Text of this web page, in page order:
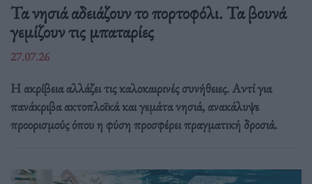
Τα νησιά αδειάζουν το πορτοφόλι. Τα βουνά
γεμίζουν τις μπαταρίες
27.07.26
Η ακρίβεια αλλάζει τις καλοκαιρινές συνήθειες. Αντί για
πανάκριβα ακτοπλοϊκά και γεμάτα νησιά, ανακάλυψε
προορισμούς όπου η φύση προσφέρει πραγματική δροσιά.